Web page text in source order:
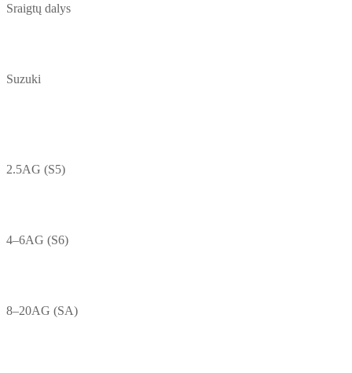
Sraigtų dalys
Suzuki
2.5AG (S5)
4–6AG (S6)
8–20AG (SA)